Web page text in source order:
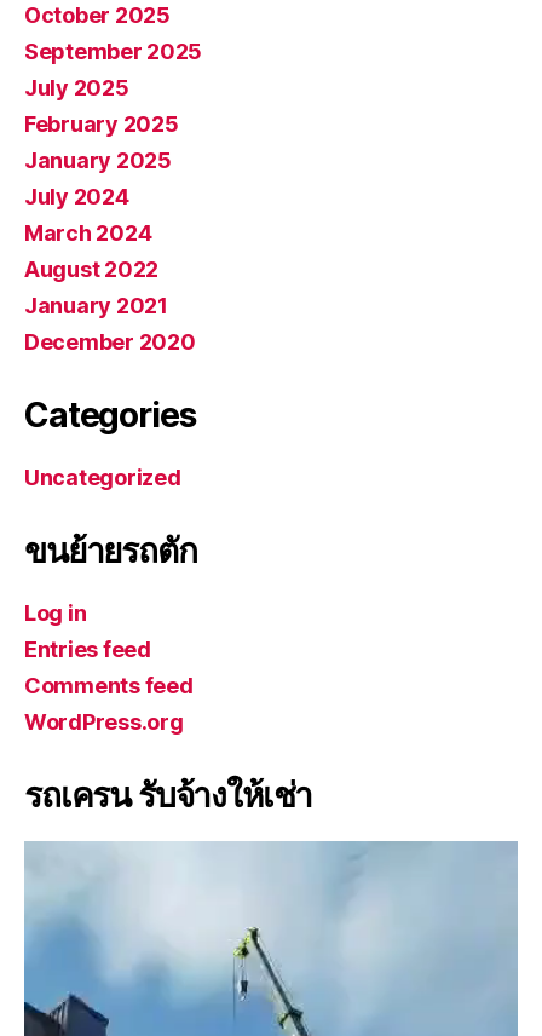
October 2025
September 2025
July 2025
February 2025
January 2025
July 2024
March 2024
August 2022
January 2021
December 2020
Categories
Uncategorized
ขนย้ายรถตัก
Log in
Entries feed
Comments feed
WordPress.org
รถเครน รับจ้างให้เช่า
l